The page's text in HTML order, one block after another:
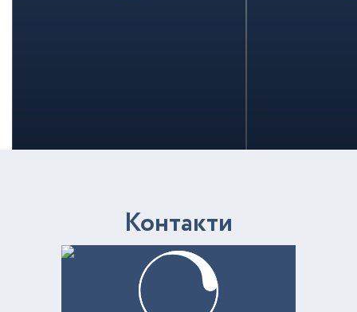
Контакти